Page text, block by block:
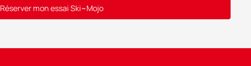
Réserver mon essai Ski~Mojo